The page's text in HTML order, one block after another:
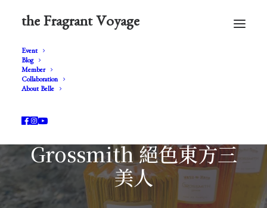
the Fragrant Voyage
Event
Blog
Member
Collaboration
About Belle
Grossmith 絕色東方三
美人